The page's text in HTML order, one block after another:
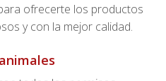
ofrecerte los productos
y con la mejor calidad.